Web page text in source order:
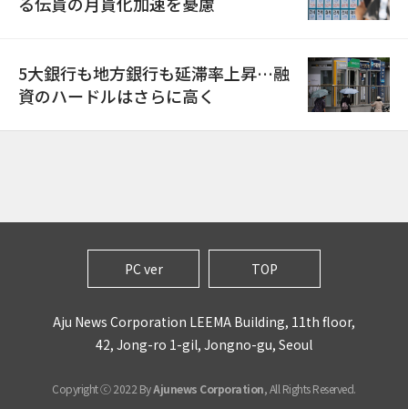
5大銀行も地方銀行も延滞率上昇…融
資のハードルはさらに高く
PC ver TOP
Aju News Corporation LEEMA Building, 11th floor,
42, Jong-ro 1-gil, Jongno-gu, Seoul
Copyright ⓒ 2022 ByAjunews Corporation, All Rights Reserved.